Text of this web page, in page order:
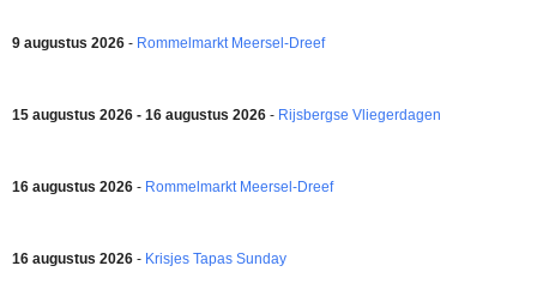
9 augustus 2026 - Rommelmarkt Meersel-Dreef
15 augustus 2026 - 16 augustus 2026 - Rijsbergse Vliegerdagen
16 augustus 2026 - Rommelmarkt Meersel-Dreef
16 augustus 2026 - Krisjes Tapas Sunday